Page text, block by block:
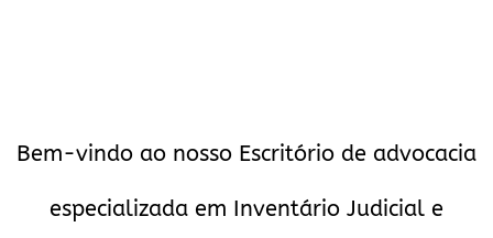
Bem-vindo ao nosso Escritório de advocacia
especializada em Inventário Judicial e